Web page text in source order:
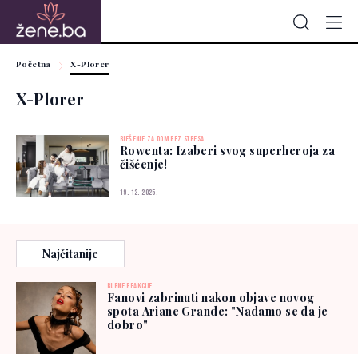
Početna X-Plorer
X-Plorer
RJEŠENJE ZA DOM BEZ STRESA
Rowenta: Izaberi svog superheroja za
čišćenje!
19. 12. 2025.
Najčitanije
BURNE REAKCIJE
Fanovi zabrinuti nakon objave novog
spota Ariane Grande: "Nadamo se da je
dobro"